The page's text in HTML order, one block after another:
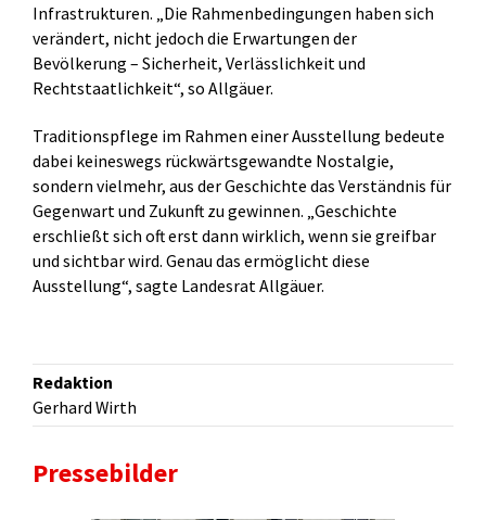
Infrastrukturen. „Die Rahmenbedingungen haben sich
verändert, nicht jedoch die Erwartungen der
Bevölkerung – Sicherheit, Verlässlichkeit und
Rechtstaatlichkeit“, so Allgäuer.
Traditionspflege im Rahmen einer Ausstellung bedeute
dabei keineswegs rückwärtsgewandte Nostalgie,
sondern vielmehr, aus der Geschichte das Verständnis für
Gegenwart und Zukunft zu gewinnen. „Geschichte
erschließt sich oft erst dann wirklich, wenn sie greifbar
und sichtbar wird. Genau das ermöglicht diese
Ausstellung“, sagte Landesrat Allgäuer.
Redaktion
Gerhard Wirth
Pressebilder